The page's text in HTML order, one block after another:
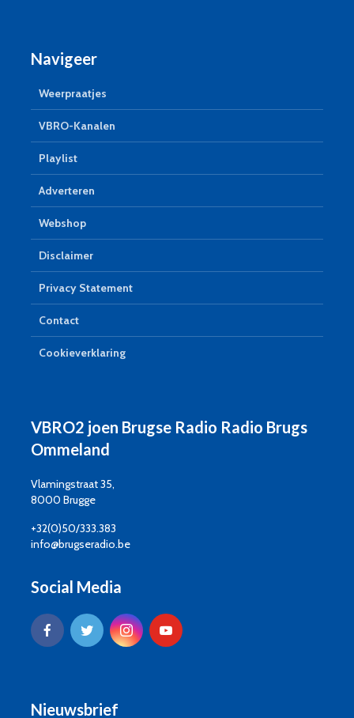
Navigeer
Weerpraatjes
VBRO-Kanalen
Playlist
Adverteren
Webshop
Disclaimer
Privacy Statement
Contact
Cookieverklaring
VBRO2 joen Brugse Radio Radio Brugs
Ommeland
Vlamingstraat 35,
8000 Brugge
+32(0)50/333.383
info@brugseradio.be
Social Media
Nieuwsbrief